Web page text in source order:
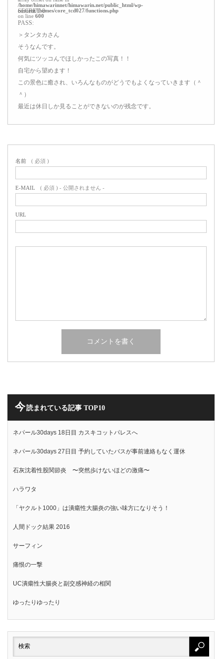
/home/himawarinnet/himawarin.net/public_html/wp-
content/themes/core_tcd027/functions.php
on line 600
SECRET: 0
PASS:
＞タンタカさん
そうなんです。
何気にツッコんでほしかったこの写真！！
自宅から望めます！
この景色に癒され、いろんなものがどうでもよくなっていきます（＾
＾）
最近は休日しか見ることができないのが残念です。
名前 ( 必須 )
E-MAIL ( 必須 ) - 公開されません -
URL
今読まれている記事 TOP10
ネパール30days 18日目 カスキコットパレスへ
ネパール30days 27日目 予約していたバスが事前連絡もなく運休
石灰沈着性股関節炎 〜突然歩けないほどの激痛〜
ハラワタ
「ヤクルト1000」は潰瘍性大腸炎の強い味方になりそう！
人間ドック結果 2016
サーフィン
痛恨の一撃
UC潰瘍性大腸炎と副交感神経の相関
ゆったりゆったり